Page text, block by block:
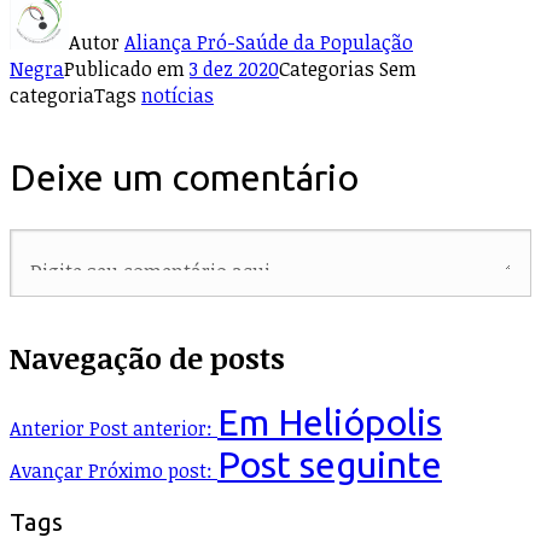
AutorAliança Pró-Saúde da População
NegraPublicado em3 dez 2020Categorias Sem
categoriaTags notícias
Deixe um comentário
Navegação de posts
AnteriorPost anterior: Em Heliópolis
AvançarPróximo post: Post seguinte
Tags